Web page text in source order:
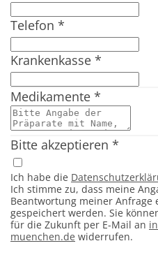
Telefon *
Krankenkasse *
Medikamente *
Bitte akzeptieren *
Ich habe die
Ich stimme zu, dass meine
Beantwortung meiner Anfrage
gespeichert werden. Sie
für die Zukunft per E-Mail an
muenchen.de widerrufen.